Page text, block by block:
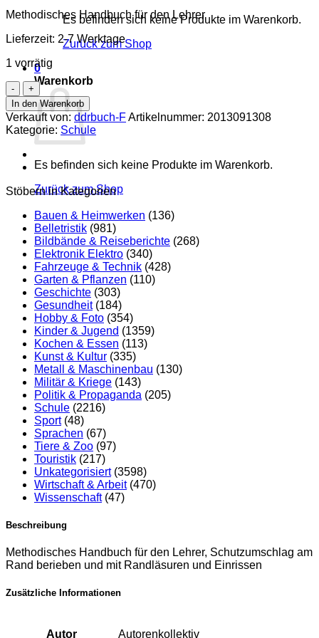
Es befinden sich keine Produkte im Warenkorb.
Zurück zum Shop
0
Warenkorb
Es befinden sich keine Produkte im Warenkorb.
Zurück zum Shop
Methodisches Handbuch für den Lehrer
Lieferzeit: 2-7 Werktage
1 vorrätig
Deutschunterricht
Menge
In den Warenkorb
Verkauft von: ddrbuch-FArtikelnummer: 2013091308
Kategorie: Schule
Stöbern in Kategorien
Bauen & Heimwerken (136)
Belletristik (981)
Bildbände & Reiseberichte (268)
Elektronik Elektro (340)
Fahrzeuge & Technik (428)
Garten & Pflanzen (110)
Geschichte (303)
Gesundheit (184)
Hobby & Foto (354)
Kinder & Jugend (1359)
Kochen & Essen (113)
Kunst & Kultur (335)
Metall & Maschinenbau (130)
Militär & Kriege (143)
Politik & Propaganda (205)
Schule (2216)
Sport (48)
Sprachen (67)
Tiere & Zoo (97)
Touristik (217)
Unkategorisiert (3598)
Wirtschaft & Arbeit (470)
Wissenschaft (47)
Beschreibung
Methodisches Handbuch für den Lehrer, Schutzumschlag am
Rand berieben und mit Randläsuren und Einrissen
Zusätzliche Informationen
Autor Autorenkollektiv